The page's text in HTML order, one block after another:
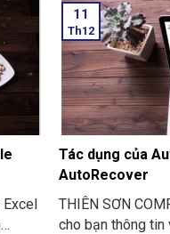
11
Th12
Tác dụng của
AutoRecover
THIÊN SƠN
cho bạn thông tin